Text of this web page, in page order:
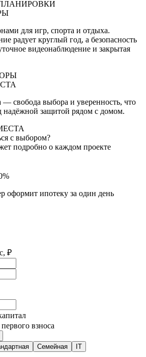
для игр, спорта и отдыха.
радует круглый год, а безопасность
видеонаблюдение и закрытая
— свобода выбора и уверенность, что
надёжной защитой рядом с домом.
с выбором?
подробно о каждом проекте
оформит ипотеку за один день
₽
взноса
Семейная IT